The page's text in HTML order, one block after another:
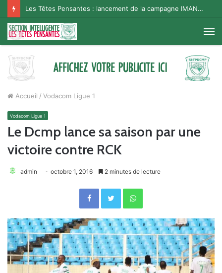
Les Têtes Pensantes : lancement de la campagne IMANA na BISO, Supporter Telema
Accueil / Vodacom Ligue 1
Vodacom Ligue 1
Le Dcmp lance sa saison par une
victoire contre RCK
admin octobre 1, 2016 2 minutes de lecture
FacebookTwitterWhatsApp